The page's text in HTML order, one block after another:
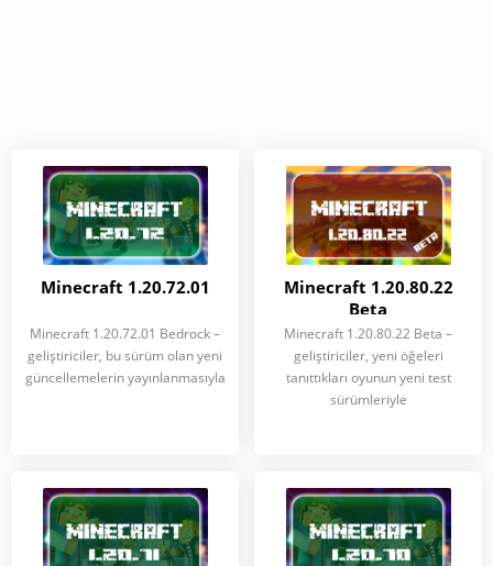
Minecraft 1.20.72.01
Minecraft 1.20.72.01 Bedrock –
geliştiriciler, bu sürüm olan yeni
güncellemelerin yayınlanmasıyla
Minecraft 1.20.80.22
Beta
Minecraft 1.20.80.22 Beta –
geliştiriciler, yeni öğeleri
tanıttıkları oyunun yeni test
sürümleriyle